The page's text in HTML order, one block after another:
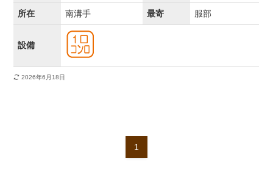
所在 南溝手 最寄 服部
設備
2026年6月18日
1